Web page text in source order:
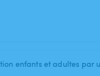
enfants et adultes par